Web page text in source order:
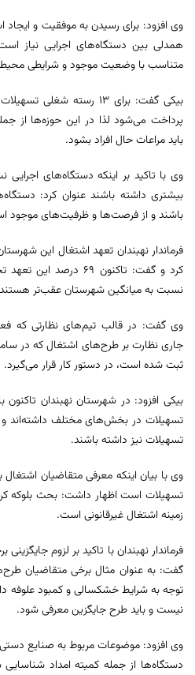
وی افزود: برای رسیدن به موفقیت و ایجاد
همدلی بین دستگاه‌های اجرایی نیاز
متناسب با وضعیت موجود و شرایطی
بیکی گفت: برای ۱۳ رسته
پرداخت می‌شود لذا در این حوزه‌ها از
باید مراعات حال افراد بشود.
وی با تاکید بر اینکه دستگاه‌های
بیشتری داشته باشند عنوان کرد:
باشند و از فرصت‌ها و ظرفیت‌های موجود
کرد و گفت: تاکنون ۶۹
نسبت به میانگین شهرستان عقب‌تر
وی گفت: در قالب تیم‌های نظارتی که
جاری نظارت بر طرح‌های اشتغال که در
ثبت شده است، در دستور کار قرار می‌گیرد.
بیکی افزود: در شهرستان نهبندان
تسهیلات در بخش‌های مختلف داشته‌اند و
تسهیلات نیز داشته باشند.
وی با بیان اینکه معرفی متقاضیان اشتغال
تسهیلات است اظهار داشت: بحث بلوکه
زمینه اشتغال غیرقانونی است.
فرماندار نهبندان با تاکید بر لزوم
گفت: به عنوان مثال برخی متقاضیان
توجه به شرایط خشکسالی و کمبود علوفه
نیست و باید طرح جایگزین معرفی شود.
وی افزود: موضوعات مربوط به صنایع دستی
دستگاه‌ها از جمله کمیته امداد